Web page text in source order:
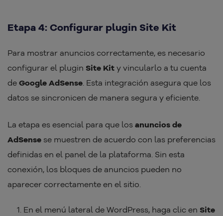
Etapa 4: Configurar plugin Site Kit
Para mostrar anuncios correctamente, es necesario
configurar el plugin Site Kit y vincularlo a tu cuenta
de Google AdSense. Esta integración asegura que los
datos se sincronicen de manera segura y eficiente.
La etapa es esencial para que los anuncios de
AdSense se muestren de acuerdo con las preferencias
definidas en el panel de la plataforma. Sin esta
conexión, los bloques de anuncios pueden no
aparecer correctamente en el sitio.
En el menú lateral de WordPress, haga clic en Site